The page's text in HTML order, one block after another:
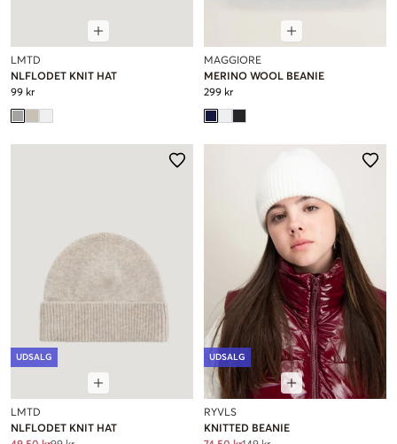
LMTD
NLFLODET KNIT HAT
99 kr
MAGGIORE
MERINO WOOL BEANIE
299 kr
UDSALG
LMTD
NLFLODET KNIT HAT
UDSALG
RYVLS
KNITTED BEANIE